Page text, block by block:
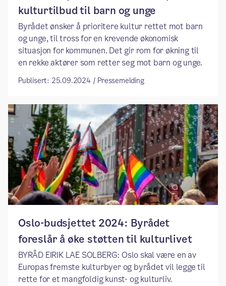
kulturtilbud til barn og unge
Byrådet ønsker å prioritere kultur rettet mot barn
og unge, til tross for en krevende økonomisk
situasjon for kommunen. Det gir rom for økning til
en rekke aktører som retter seg mot barn og unge.
Publisert: 25.09.2024 / Pressemelding
Oslo-budsjettet 2024: ​​Byrådet
foreslår å øke støtten til kulturlivet​
BYRÅD EIRIK LAE SOLBERG: Oslo skal være en av
Europas fremste kulturbyer og byrådet vil legge til
rette for et mangfoldig kunst- og kulturliv.